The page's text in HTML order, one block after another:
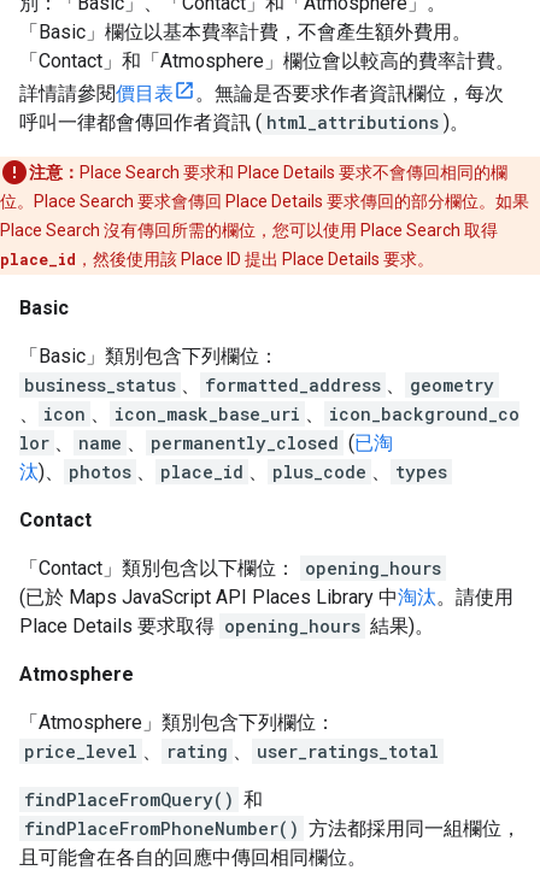
「Basic」欄位以基本費率計費，不會產生額外費用。
「Contact」和「Atmosphere」欄位會以較高的費率計費。
詳情請參閱價目表
。無論是否要求作者資訊欄位，每次
呼叫一律都會傳回作者資訊 ( html_attributions )。
注意： Place Search 要求和 Place Details 要求不會傳回相同的欄
位。Place Search 要求會傳回 Place Details 要求傳回的部分欄位。如果
Place Search 沒有傳回所需的欄位，您可以使用 Place Search 取得
place_id ，然後使用該 Place ID 提出 Place Details 要求。
Basic
「Basic」類別包含下列欄位：
business_status 、 formatted_address 、
geometry
、
icon 、 icon_mask_base_uri 、
icon_background_co
lor 、 name 、 permanently_closed (已淘
汰)、 photos 、 place_id 、 plus_code 、 types
Contact
「Contact」類別包含以下欄位：
opening_hours
(已於 Maps JavaScript API Places Library 中淘汰。請使用
Place Details 要求取得 opening_hours 結果)。
Atmosphere
「Atmosphere」類別包含下列欄位：
price_level 、 rating 、 user_ratings_total
findPlaceFromQuery() 和
findPlaceFromPhoneNumber() 方法都採用同一組欄位，
且可能會在各自的回應中傳回相同欄位。